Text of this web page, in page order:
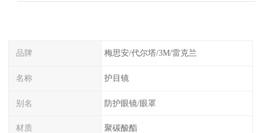
品牌 梅思安/代尔塔/3M/雷克兰
名称 护目镜
别名 防护眼镜/眼罩
材质 聚碳酸酯